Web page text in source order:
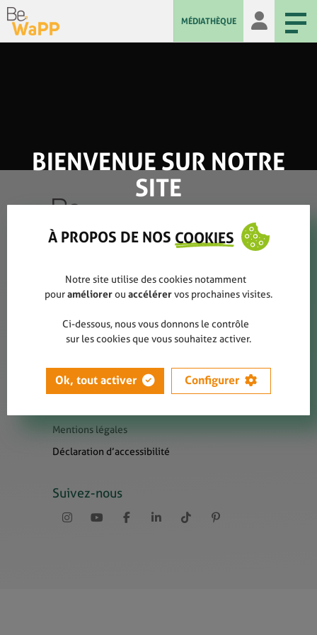
MÉDIATHÈQUE
Qui sommes-nous ?
Rapports annuels
Contact
Presse
Liens utiles
Mentions légales
Déclaration d’accessibilité
Suivez-nous
BIENVENUE SUR NOTRE
SITE
À PROPOS DE NOS COOKIES
Notre site utilise des cookies notamment
pouraméliorerou accélérervos prochaines visites.
Ci-dessous, nous vous donnons le contrôle
sur les cookies que vous souhaitez activer.
Ok, tout activer Configurer